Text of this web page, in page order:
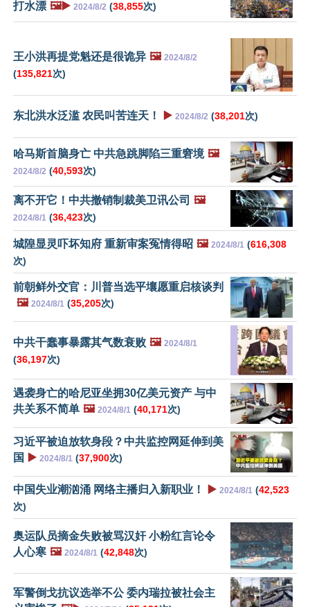
打水漂 🖼️▶️ 2024/8/2 (38,855次)
王小洪再提党魁还是很诡异 🖼️ 2024/8/2
(135,821次)
东北洪水泛滥 农民叫苦连天！ ▶️ 2024/8/2 (38,201次)
哈马斯首脑身亡 中共急跳脚陷三重窘境 🖼️
2024/8/2 (40,593次)
离不开它！中共撤销制裁美卫讯公司 🖼️
2024/8/1 (36,423次)
城隍显灵吓坏知府 重新审案冤情得昭 🖼️ 2024/8/1 (616,308
次)
前朝鲜外交官：川普当选平壤愿重启核谈判
🖼️ 2024/8/1 (35,205次)
中共干蠢事暴露其气数衰败 🖼️ 2024/8/1
(36,197次)
遇袭身亡的哈尼亚坐拥30亿美元资产 与中
共关系不简单 🖼️ 2024/8/1 (40,171次)
习近平被迫放软身段？中共监控网延伸到美
国 ▶️ 2024/8/1 (37,900次)
中国失业潮汹涌 网络主播归入新职业！ ▶️ 2024/8/1 (42,523
次)
奥运队员摘金失败被骂汉奸 小粉红言论令
人心寒 🖼️ 2024/8/1 (42,848次)
军警倒戈抗议选举不公 委内瑞拉被社会主